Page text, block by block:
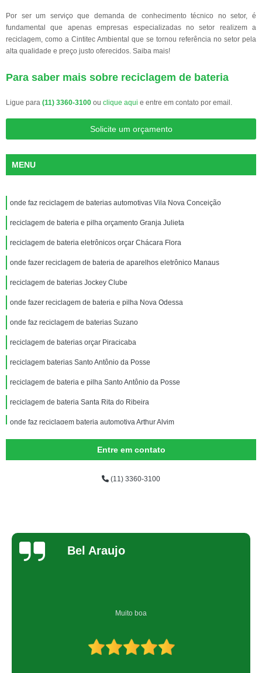
Por ser um serviço que demanda de conhecimento técnico no setor, é
fundamental que apenas empresas especializadas no setor realizem a
reciclagem, como a Cintitec Ambiental que se tornou referência no setor pela
alta qualidade e preço justo oferecidos. Saiba mais!
Para saber mais sobre reciclagem de bateria
Ligue para (11) 3360-3100 ou clique aqui e entre em contato por email.
Solicite um orçamento
MENU
onde faz reciclagem de baterias automotivas Vila Nova Conceição
reciclagem de bateria e pilha orçamento Granja Julieta
reciclagem de bateria eletrônicos orçar Chácara Flora
onde fazer reciclagem de bateria de aparelhos eletrônico Manaus
reciclagem de baterias Jockey Clube
onde fazer reciclagem de bateria e pilha Nova Odessa
onde faz reciclagem de baterias Suzano
reciclagem de baterias orçar Piracicaba
reciclagem baterias Santo Antônio da Posse
reciclagem de bateria e pilha Santo Antônio da Posse
reciclagem de bateria Santa Rita do Ribeira
onde faz reciclagem bateria automotiva Arthur Alvim
onde fazer reciclagem de bateria Guararema
reciclagem de bateria celular Saúde
reciclagem de bateria eletrônicos Santo Antônio Paulista
reciclagem de bateria e pilha orçar Atibaia
onde fazer reciclagem de baterias automotivas Biritiba Mirim
Entre em contato
(11) 3360-3100
Bel Araujo
Muito boa